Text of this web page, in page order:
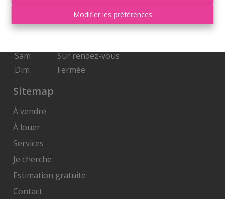
Modifier les préférences
09:00-18:00
Je
09:00-18:00
Sam
Sur rendez-vous
Dim
Fermée
Sitemap
À vendre
À louer
Services
Je cherche
Estimation gratuite
Contact